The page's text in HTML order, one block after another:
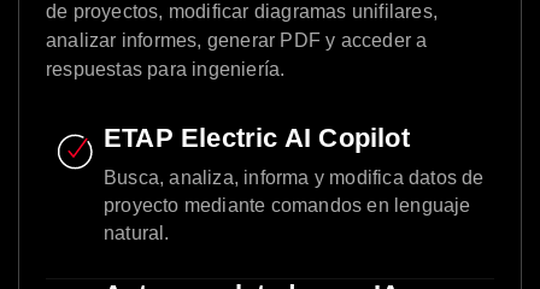
de proyectos, modificar diagramas unifilares,
analizar informes, generar PDF y acceder a
respuestas para ingeniería.
ETAP Electric AI Copilot
Busca, analiza, informa y modifica datos de
proyecto mediante comandos en lenguaje
natural.